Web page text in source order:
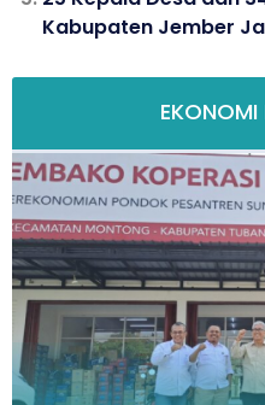
Kabupaten Jember
EKONOMI